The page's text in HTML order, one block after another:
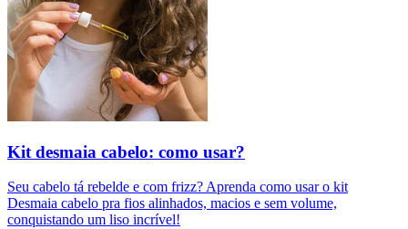
Kit desmaia cabelo: como usar?
Seu cabelo tá rebelde e com frizz? Aprenda como usar o kit
Desmaia cabelo pra fios alinhados, macios e sem volume,
conquistando um liso incrível!